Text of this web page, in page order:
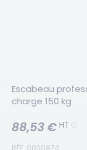
Escabeau
charge 150 kg
88,53 € HT